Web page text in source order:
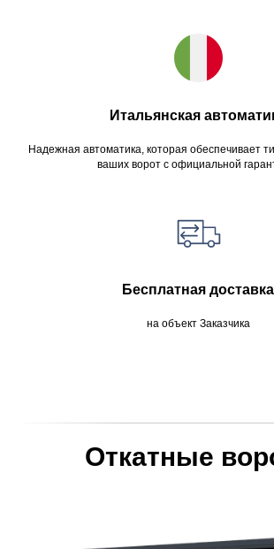
Итальянская
Надежная автоматика, которая обеспечивает
ваших ворот с официальной
Бесплатная доставка
на объект Заказчика
Откатные